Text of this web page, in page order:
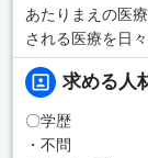
あたりまえの医
される医療を日
求める人
〇学歴
・不問